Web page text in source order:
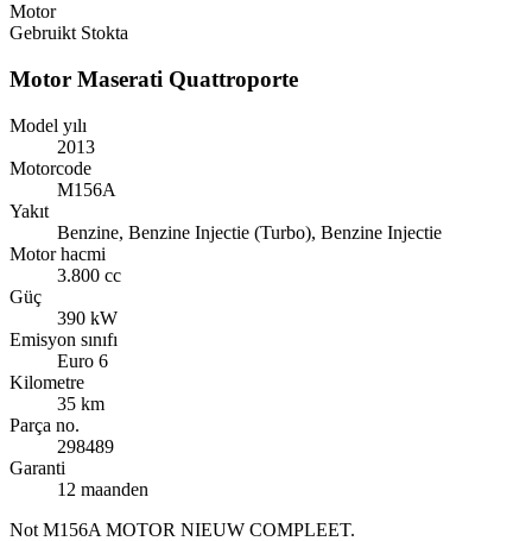
Motor
Gebruikt Stokta
Motor Maserati Quattroporte
Model yılı
2013
Motorcode
M156A
Yakıt
Benzine, Benzine Injectie (Turbo), Benzine Injectie
Motor hacmi
3.800 cc
Güç
390 kW
Emisyon sınıfı
Euro 6
Kilometre
35 km
Parça no.
298489
Garanti
12 maanden
Not M156A MOTOR NIEUW COMPLEET.